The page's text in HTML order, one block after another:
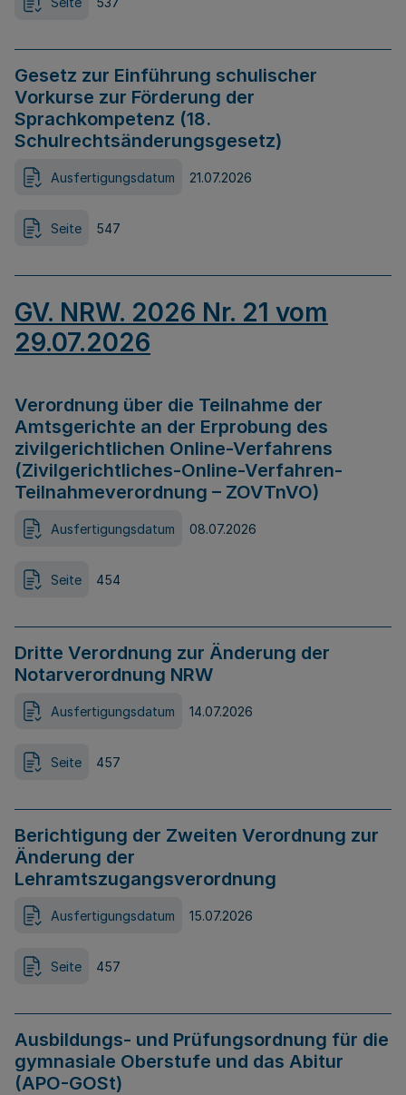
Gesetz zur Einführung schulischer
Vorkurse zur Förderung der
Sprachkompetenz (18.
Schulrechtsänderungsgesetz)
Ausfertigungsdatum 21.07.2026
Seite 547
GV. NRW. 2026 Nr. 21 vom
29.07.2026
Verordnung über die Teilnahme der
Amtsgerichte an der Erprobung des
zivilgerichtlichen Online-Verfahrens
(Zivilgerichtliches-Online-Verfahren-
Teilnahmeverordnung – ZOVTnVO)
Ausfertigungsdatum 08.07.2026
Seite 454
Dritte Verordnung zur Änderung der
Notarverordnung NRW
Ausfertigungsdatum 14.07.2026
Seite 457
Berichtigung der Zweiten Verordnung zur
Änderung der
Lehramtszugangsverordnung
Ausfertigungsdatum 15.07.2026
Seite 457
Ausbildungs- und Prüfungsordnung für die
gymnasiale Oberstufe und das Abitur
(APO-GOSt)